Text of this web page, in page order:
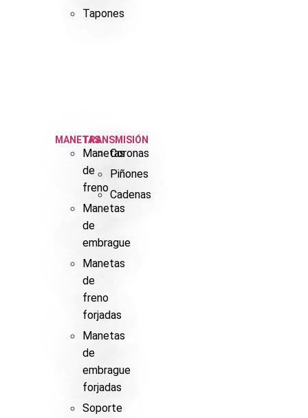
Tapones
MANETAS
Manetas
de
freno
Manetas
de
embrague
Manetas
de
freno
forjadas
Manetas
de
embrague
forjadas
Soporte
TRANSMISIÓN
Coronas
Piñones
Cadenas